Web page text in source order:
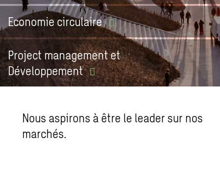
Economiecirculaire
Project management et
Développement
Nous aspirons à être le leader sur nos
marchés.